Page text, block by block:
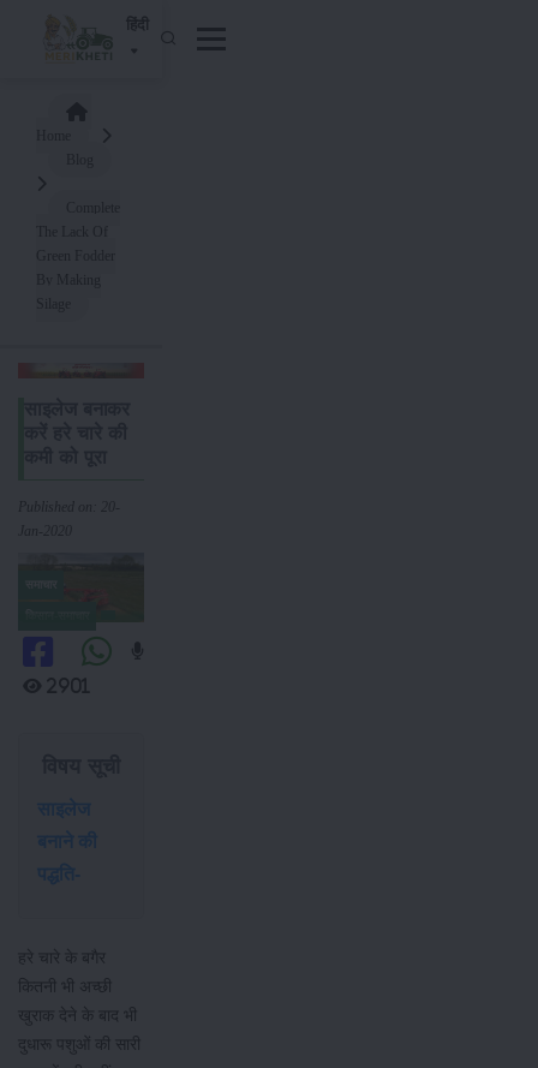
हिंदी
Published on: 20-
Jan-2020
2901
साइलेज
बनाने की
पद्धति-
हरे चारे के बगैर
कितनी भी अच्छी
खुराक देने के बाद भी
दुधारू पशुओं की सारी